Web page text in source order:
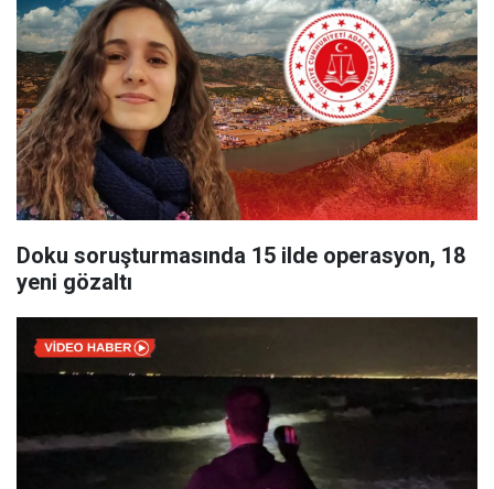
Doku soruşturmasında 15 ilde operasyon, 18
yeni gözaltı